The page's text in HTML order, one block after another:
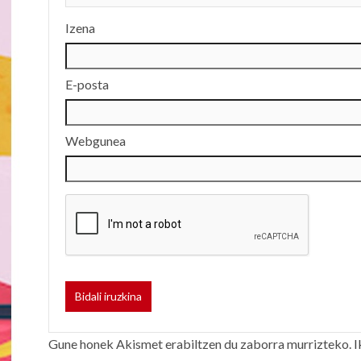
Izena
E-posta
Webgunea
Gune honek Akismet erabiltzen du zaborra murrizteko.